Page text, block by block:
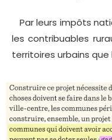
Par leurs impôts
les contribuables
territoires urbains que